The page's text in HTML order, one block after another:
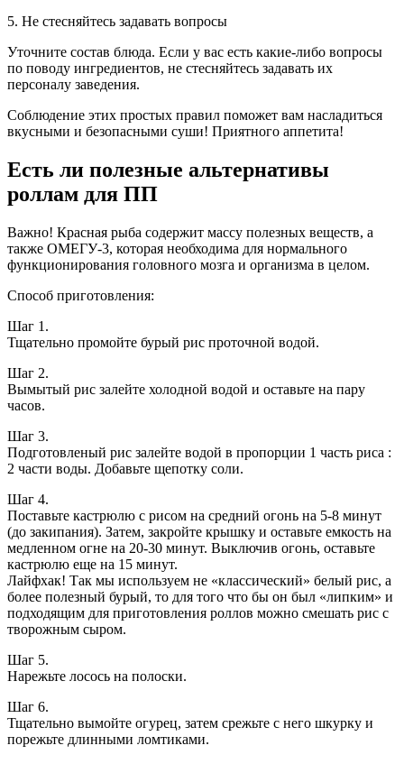
5. Не стесняйтесь задавать вопросы
Уточните состав блюда. Если у вас есть какие-либо вопросы
по поводу ингредиентов, не стесняйтесь задавать их
персоналу заведения.
Соблюдение этих простых правил поможет вам насладиться
вкусными и безопасными суши! Приятного аппетита!
Есть ли полезные альтернативы
роллам для ПП
Важно! Красная рыба содержит массу полезных веществ, а
также ОМЕГУ-3, которая необходима для нормального
функционирования головного мозга и организма в целом.
Способ приготовления:
Шаг 1.
Тщательно промойте бурый рис проточной водой.
Шаг 2.
Вымытый рис залейте холодной водой и оставьте на пару
часов.
Шаг 3.
Подготовленый рис залейте водой в пропорции 1 часть риса :
2 части воды. Добавьте щепотку соли.
Шаг 4.
Поставьте кастрюлю с рисом на средний огонь на 5-8 минут
(до закипания). Затем, закройте крышку и оставьте емкость на
медленном огне на 20-30 минут. Выключив огонь, оставьте
кастрюлю еще на 15 минут.
Лайфхак! Так мы используем не «классический» белый рис, а
более полезный бурый, то для того что бы он был «липким» и
подходящим для приготовления роллов можно смешать рис с
творожным сыром.
Шаг 5.
Нарежьте лосось на полоски.
Шаг 6.
Тщательно вымойте огурец, затем срежьте с него шкурку и
порежьте длинными ломтиками.